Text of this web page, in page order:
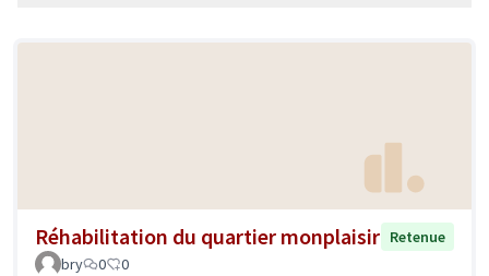
Réhabilitation du quartier monplaisir Retenue
bry
0 0